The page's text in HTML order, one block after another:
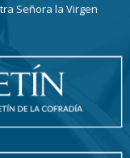
Señora la Virgen